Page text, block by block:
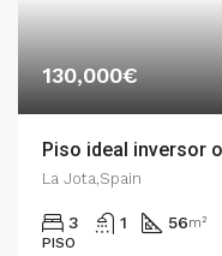
130,000€
Piso ideal inversor
La Jota,Spain
3 1 56m²
PISO